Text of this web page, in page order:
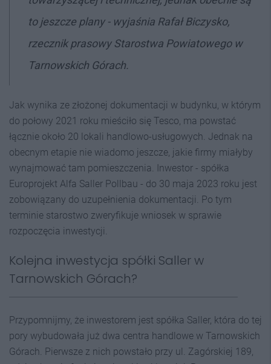
to jeszcze plany- wyjaśnia Rafał Biczysko,
rzecznik prasowy Starostwa Powiatowego w
Tarnowskich Górach.
Jak wynika ze złożonej dokumentacji w budynku, w którym
do połowy 2021 roku mieściło się Tesco, ma powstać
łącznie około 20 lokali handlowo-usługowych. Jednak na
obecnym etapie nie wiadomo jeszcze, jakie firmy miałyby
wynajmować tam pomieszczenia. Inwestor - spółka
Europrojekt Alfa Saller Pollbau - do 30 maja 2023 roku jest
zobowiązany do uzupełnienia dokumentacji. Po tym
terminie starostwo zweryfikuje wniosek w sprawie
rozpoczęcia inwestycji.
Kolejna inwestycja spółki Saller w
Tarnowskich Górach?
Przypomnijmy, że inwestorem jest spółka Saller, która do tej
pory wybudowała już dwa centra handlowe w Tarnowskich
Górach. Pierwsze z nich powstało przy ul. Zagórskiej 189,